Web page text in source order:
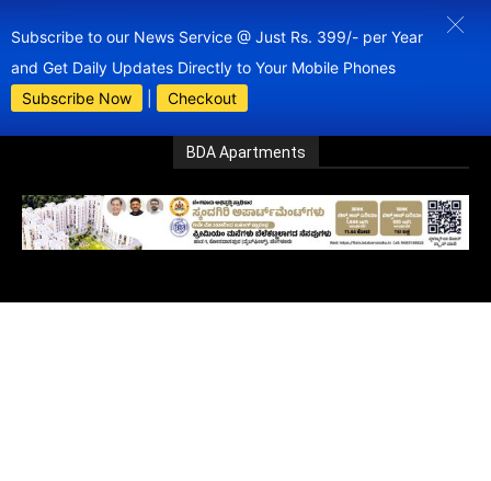
Subscribe to our News Service @ Just Rs. 399/- per Year
and Get Daily Updates Directly to Your Mobile Phones
Subscribe Now
Checkout
BDA Apartments